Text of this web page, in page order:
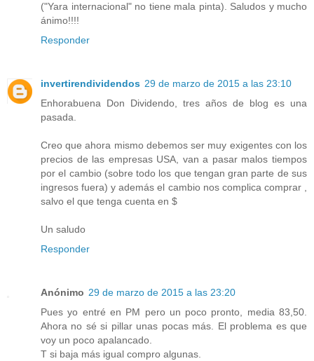
("Yara internacional" no tiene mala pinta). Saludos y mucho
ánimo!!!!
Responder
invertirendividendos 29 de marzo de 2015 a las 23:10
Enhorabuena Don Dividendo, tres años de blog es una
pasada.
Creo que ahora mismo debemos ser muy exigentes con los
precios de las empresas USA, van a pasar malos tiempos
por el cambio (sobre todo los que tengan gran parte de sus
ingresos fuera) y además el cambio nos complica comprar ,
salvo el que tenga cuenta en $
Un saludo
Responder
Anónimo 29 de marzo de 2015 a las 23:20
Pues yo entré en PM pero un poco pronto, media 83,50.
Ahora no sé si pillar unas pocas más. El problema es que
voy un poco apalancado.
T si baja más igual compro algunas.